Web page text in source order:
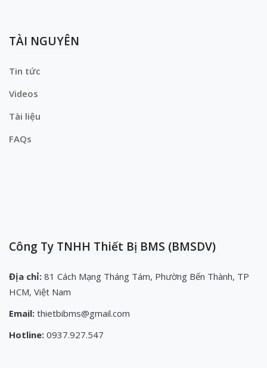
TÀI NGUYÊN
Tin tức
Videos
Tài liệu
FAQs
Công Ty TNHH Thiết Bị BMS (BMSDV)
Địa chỉ: 81 Cách Mạng Tháng Tám, Phường Bến Thành, TP
HCM, Việt Nam
Email: thietbibms@gmail.com
Hotline: 0937.927.547